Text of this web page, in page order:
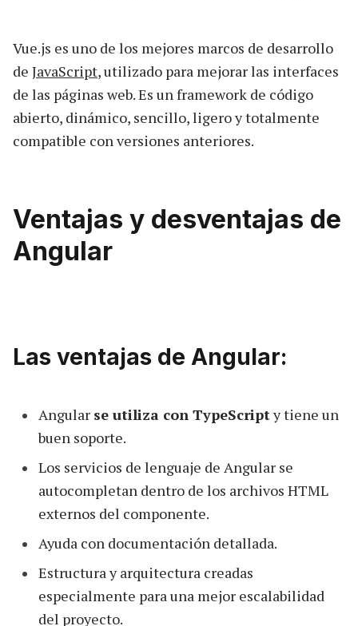
Vue.js es uno de los mejores marcos de desarrollo
de JavaScript, utilizado para mejorar las interfaces
de las páginas web. Es un framework de código
abierto, dinámico, sencillo, ligero y totalmente
compatible con versiones anteriores.
Ventajas y desventajas de
Angular
Las ventajas de Angular:
Angular se utiliza con TypeScripty tiene un
buen soporte.
Los servicios de lenguaje de Angular se
autocompletan dentro de los archivos HTML
externos del componente.
Ayuda con documentación detallada.
Estructura y arquitectura creadas
especialmente para una mejor escalabilidad
del proyecto.